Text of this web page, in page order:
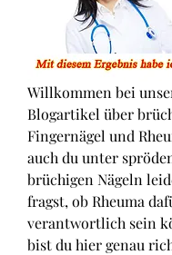
Willkommen bei
Blogartikel über
Fingernägel und
auch du unter
brüchigen Nägeln
fragst, ob Rheuma
verantwortlich sein
bist du hier genau